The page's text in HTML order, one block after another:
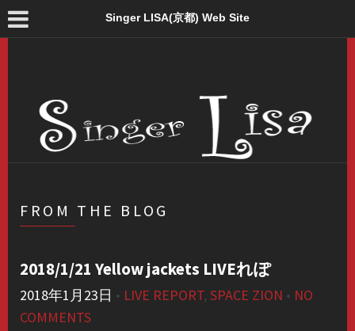
Singer LISA(京都) Web Site
FROM THE BLOG
2018/1/21 Yellow jackets LIVEれぽ
2018年1月23日 • LIVE REPORT, SPACE ZION • NO
COMMENTS